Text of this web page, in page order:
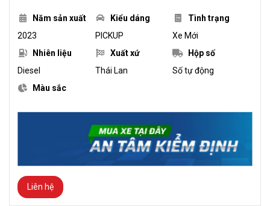
Năm sản xuất
2023
Kiểu dáng
PICKUP
Tình trạng
Xe Mới
Nhiên liệu
Diesel
Xuất xứ
Thái Lan
Hộp số
Số tự động
Màu sắc
Liên hệ